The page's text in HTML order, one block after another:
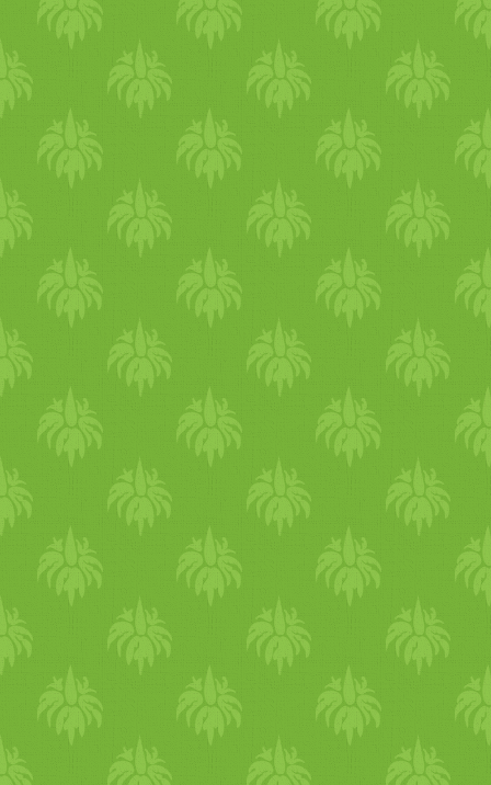
(nagy melegben akár 4
Elsődlegesen tiszta
vizet (forrásvíz, ásványvíz),
gyógyteákat vagy frissen
készített gyümölcsleveket
igyál. Fogyassz lédús
zöldségeket, gyümölcsöket,
leveseket, folyékony ételeket.
Ideális szomjoltó még a
Lassi. Kerüld az üdítőket,
dobozos gyümölcsleveket,
cukrozott és/­­vagy koffeines
italokat, alkoholt, kávét. Ne